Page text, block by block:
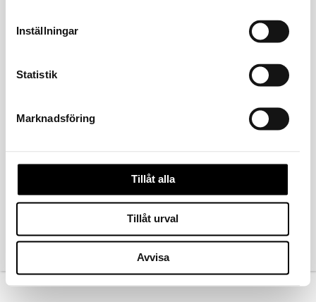
Inställningar
Statistik
Marknadsföring
Tillåt alla
Tillåt urval
Avvisa
FÖREGÅENDE
Kontakta oss
Köpvillkor
Ångra köp